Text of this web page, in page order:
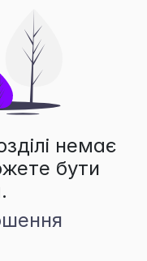
немає
бути